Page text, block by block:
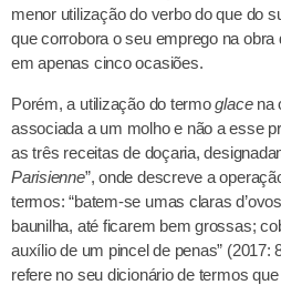
menor utilização do verbo do que do
que corrobora o seu emprego na
em apenas cinco ocasiões.
Porém, a utilização do termoglacena
associada a um molho e não a esse
as três receitas de doçaria,
Parisienne”, onde descreve a
termos: “batem-se umas claras
baunilha, até ficarem bem grossas;
auxílio de um pincel de penas” (2017:
refere no seu dicionário de termos